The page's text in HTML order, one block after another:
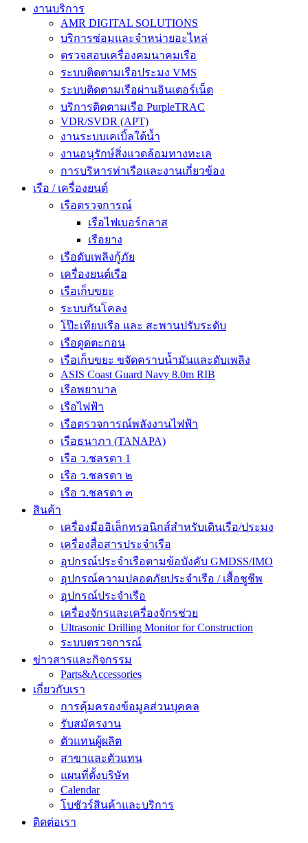
งานบริการ
AMR DIGITAL SOLUTIONS
บริการซ่อมและจำหน่ายอะไหล่
ตรวจสอบเครื่องคมนาคมเรือ
ระบบติดตามเรือประมง VMS
ระบบติดตามเรือผ่านอินเตอร์เน็ต
บริการติดตามเรือ PurpleTRAC
VDR/SVDR (APT)
งานระบบเคเบิ้ลใต้น้ำ
งานอนุรักษ์สิ่งแวดล้อมทางทะเล
การบริหารท่าเรือและงานเกี่ยวข้อง
เรือ / เครื่องยนต์
เรือตรวจการณ์
เรือไฟเบอร์กลาส
เรือยาง
เรือดับเพลิงกู้ภัย
เครื่องยนต์เรือ
เรือเก็บขยะ
ระบบกันโคลง
โป๊ะเทียบเรือ และ สะพานปรับระดับ
เรือดูดตะกอน
เรือเก็บขยะ ขจัดคราบน้ำมันและดับเพลิง
ASIS Coast Guard Navy 8.0m RIB
เรือพยาบาล
เรือไฟฟ้า
เรือตรวจการณ์พลังงานไฟฟ้า
เรือธนาภา (TANAPA)
เรือ ว.ชลรดา 1
เรือ ว.ชลรดา ๒
เรือ ว.ชลรดา ๓
สินค้า
เครื่องมืออิเล็กทรอนิกส์สำหรับเดินเรือ/ประมง
เครื่องสื่อสารประจำเรือ
อุปกรณ์ประจำเรือตามข้อบังคับ GMDSS/IMO
อุปกรณ์ความปลอดภัยประจำเรือ / เสื้อชูชีพ
อุปกรณ์ประจำเรือ
เครื่องจักรและเครื่องจักรช่วย
Ultrasonic Drilling Monitor for Construction
ระบบตรวจการณ์
ข่าวสารและกิจกรรม
Parts&Accessories
เกี่ยวกับเรา
การคุ้มครองข้อมูลส่วนบุคคล
รับสมัครงาน
ตัวแทนผู้ผลิต
สาขาและตัวแทน
แผนที่ตั้งบริษัท
Calendar
โบชัวร์สินค้าและบริการ
ติดต่อเรา